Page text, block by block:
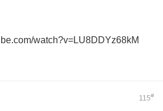
watch?v=LU8DDYz68kM
115#